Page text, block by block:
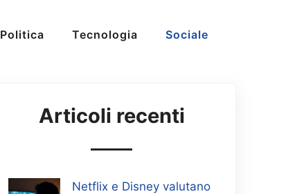
Politica Tecnologia Sociale
Articoli recenti
Netflix e Disney valutano